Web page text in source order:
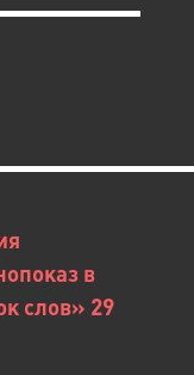
в
слов» 29